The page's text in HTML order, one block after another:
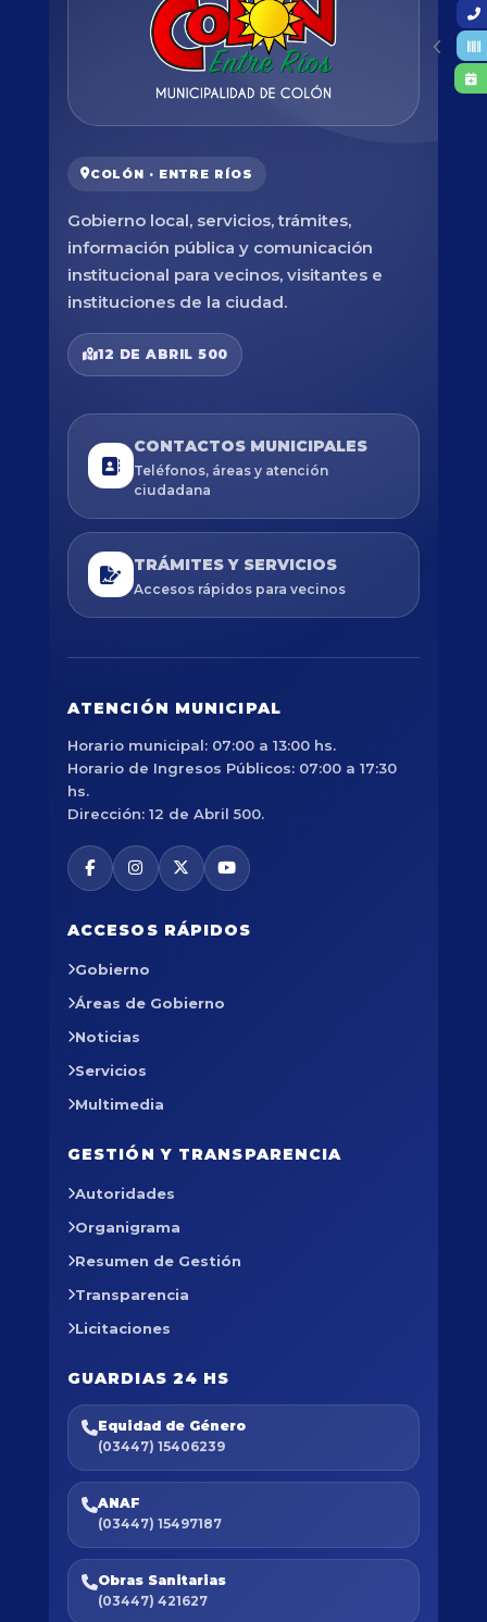
COLÓN · ENTRE RÍOS
Gobierno local, servicios, trámites,
información pública y comunicación
institucional para vecinos, visitantes e
instituciones de la ciudad.
12 DE ABRIL 500
CONTACTOS MUNICIPALES
Teléfonos, áreas y atención
ciudadana
TRÁMITES Y SERVICIOS
Accesos rápidos para vecinos
ATENCIÓN MUNICIPAL
Horario municipal: 07:00 a 13:00 hs.
Horario de Ingresos Públicos: 07:00 a 17:30
hs.
Dirección: 12 de Abril 500.
ACCESOS RÁPIDOS
Gobierno
Áreas de Gobierno
Noticias
Servicios
Multimedia
GESTIÓN Y TRANSPARENCIA
Autoridades
Organigrama
Resumen de Gestión
Transparencia
Licitaciones
GUARDIAS 24 HS
Equidad de Género
(03447) 15406239
ANAF
(03447) 15497187
Obras Sanitarias
(03447) 421627